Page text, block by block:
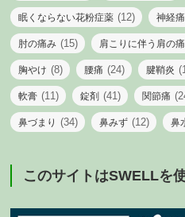
眠くならない花粉症薬 (12) 神経痛
肘の痛み (15) 肩こりに伴う肩の
胸やけ (8) 腰痛 (24) 腱鞘炎
軟膏 (11) 錠剤 (41) 関節痛
鼻づまり (34) 鼻みず (12) 鼻
このサイトはSWELLを